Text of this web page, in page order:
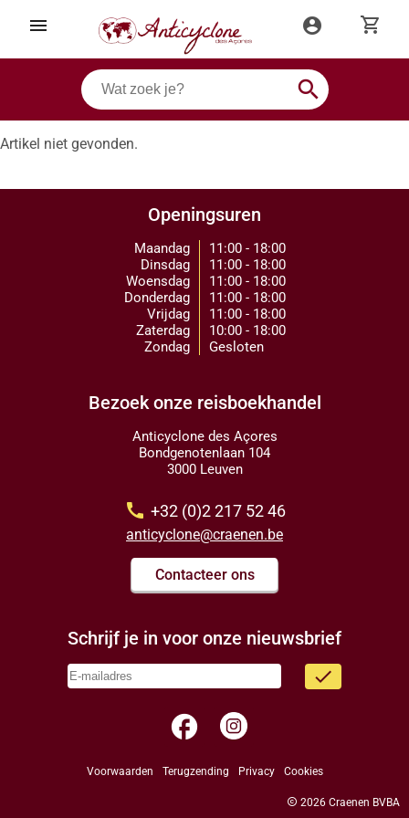
menu account_circle shopping_cart
search
Artikel niet gevonden.
Openingsuren
Maandag
Dinsdag
Woensdag
Donderdag
Vrijdag
Zaterdag
Zondag
11:00 - 18:00
11:00 - 18:00
11:00 - 18:00
11:00 - 18:00
11:00 - 18:00
10:00 - 18:00
Gesloten
Bezoek onze reisboekhandel
Anticyclone des Açores
Bondgenotenlaan 104
3000 Leuven
call +32 (0)2 217 52 46
anticyclone@craenen.be
Contacteer ons
Schrijf je in voor onze nieuwsbrief
done
facebook
Voorwaarden Terugzending Privacy Cookies
copyright 2026 Craenen BVBA